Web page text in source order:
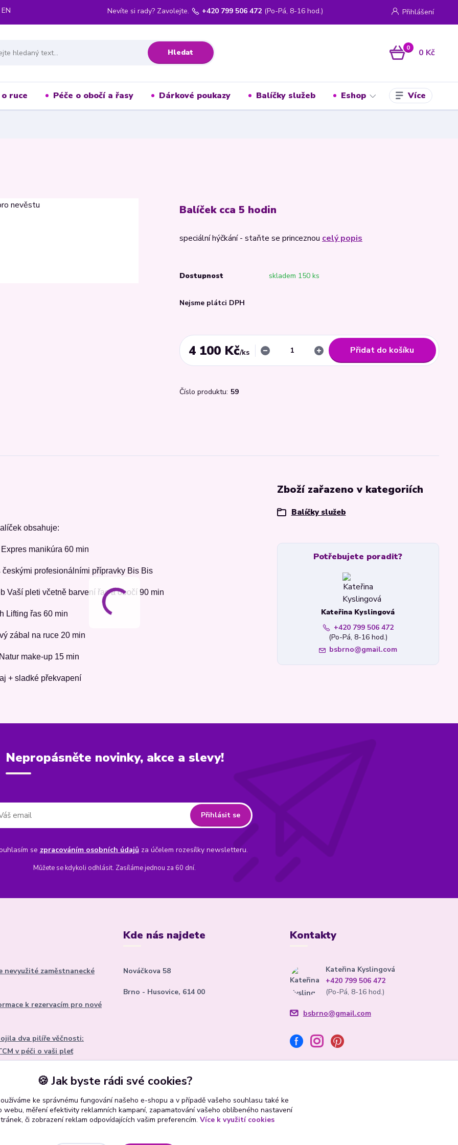
EN Přihlášení
Hledat
Nevíte si rady? Zavolejte. +420 799 506 472 (Po-Pá, 8-16 hod.)
0 0 Kč
ruce Péče o obočí a řasy Dárkové poukazy Balíčky služeb Eshop Více
Balíček cca 5 hodin
speciální hýčkání - staňte se princeznou celý popis
Dostupnost skladem 150 ks
Nejsme plátci DPH
4 100 Kč/ks Přidat do košíku
Číslo produktu: 59
obsahuje:
manikúra 60 min
profesionálními přípravky Bis Bis
Vaší pleti včetně barvení řas a obočí 90 min
Lifting řas 60 min
zábal na ruce 20 min
make-up 15 min
+ sladké překvapení
Zboží zařazeno v kategoriích
Balíčky služeb
Potřebujete poradit?
Kateřina Kyslingová
+420 799 506 472
(Po-Pá, 8-16 hod.)
bsbrno@gmail.com
Nepropásněte novinky, akce a slevy!
Přihlásit se
se zpracováním osobních údajůza účelem rozesílky newsletteru.
Můžete se kdykoli odhlásit. Zasíláme jednou za 60 dní.
nevyužité zaměstnanecké
k rezervacím pro nové
dva pilíře věčnosti:
v péči o vaši pleť
Kde nás najdete
Nováčkova 58
Brno - Husovice, 614 00
Kontakty
Kateřina Kyslingová
+420 799 506 472
(Po-Pá, 8-16 hod.)
bsbrno@gmail.com
🍪 Jak byste rádi své cookies?
ke správnému fungování našeho e-shopu a v případě vašeho souhlasu také ke
měření efektivity reklamních kampaní, zapamatování vašeho oblíbeného nastavení
či zobrazení reklam odpovídajících vašim preferencím. Více k využití cookies